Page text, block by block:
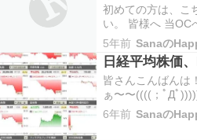
初めての方は、こ
い。 皆様へ 当OC
ます。 このOC内
様にもご協力い
(オーナー及び管
係はない。 ②素
5年前 Sanaの
日経平均株価
皆さんこんばんは
ぁ〜〜((((；ﾟДﾟ
てます！！ コロ
す。 ここに来て
6年前 Sanaの